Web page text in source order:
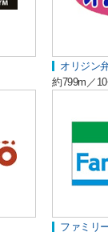
オリジン
約799m／
ファミリ